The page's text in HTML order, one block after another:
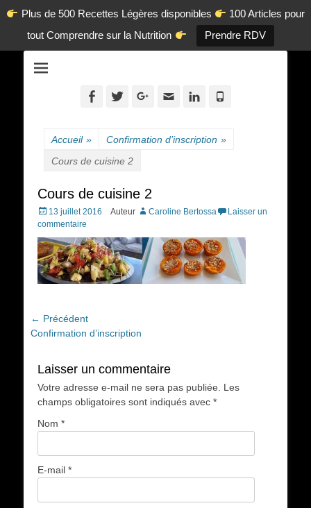
Plus de 500 Recettes Légères disponibles
100 Articles pour
tout Comprendre sur la Nutrition
Prendre RDV
en-ligne.com
Facebook
TwitterGoogleplus
AdresseLinkedin
Accueil » Confirmation d’inscription »
Cours de cuisine 2
Cours de cuisine 2
Posted
on
13 juillet 2016 Auteur Caroline Bertossa
Laisser un
commentaire
Navigation
de
← Précédent
Article
Confirmation d’inscription
Laisser un commentaire
Votre adresse e-mail ne sera pas publiée.
Les
champs obligatoires sont indiqués avec *
Nom *
E-mail *